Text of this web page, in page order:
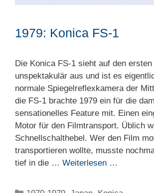
1979: Konica FS-1
Die Konica FS-1 sieht auf den
unspektakulär aus und ist es
normale Spiegelreflexkamera der
die FS-1 brachte 1979 ein für die
sensationelles Feature mit. Einen
Motor für den Filmtransport. Üblich
Schnellschalthebel. Wer den Film
transportieren wollte, musste
tief in die … Weiterlesen …